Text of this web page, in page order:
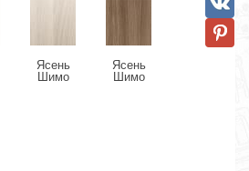
Ясень
Шимо
Ясень
Шимо